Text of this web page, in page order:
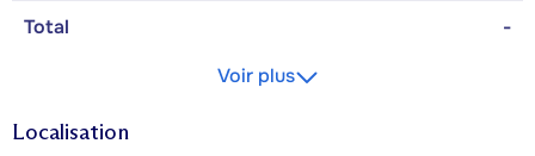
Total
-
Voir plus
Localisation